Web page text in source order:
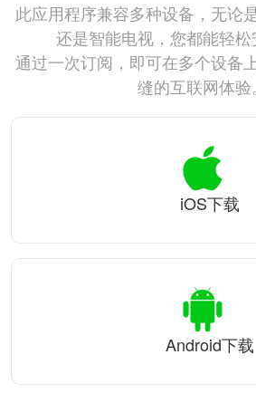
此应用程序兼容多种设备，无论
还是智能电视，您都能轻松
通过一次订阅，即可在多个设备
缝的互联网体验。
iOS下载
Android下载